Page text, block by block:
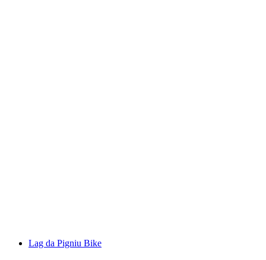
Lag da Pigniu Bike